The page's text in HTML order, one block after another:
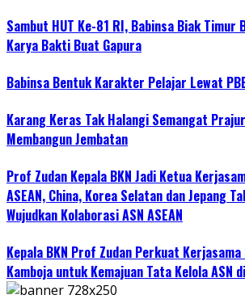
Sambut HUT Ke-81 RI, Babinsa Biak Timur
Karya Bakti Buat Gapura
Babinsa Bentuk Karakter Pelajar Lewat
Karang Keras Tak Halangi Semangat
Membangun Jembatan
Prof Zudan Kepala BKN Jadi Ketua
ASEAN, China, Korea Selatan dan Jepang
Wujudkan Kolaborasi ASN ASEAN
Kepala BKN Prof Zudan Perkuat
Kamboja untuk Kemajuan Tata Kelola ASN